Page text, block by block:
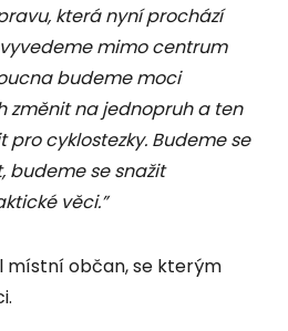
která nyní prochází
mimo centrum
budeme moci
změnit na jednopruh a ten
cyklostezky. Budeme se
budeme se snažit
věci.”
občan, se kterým